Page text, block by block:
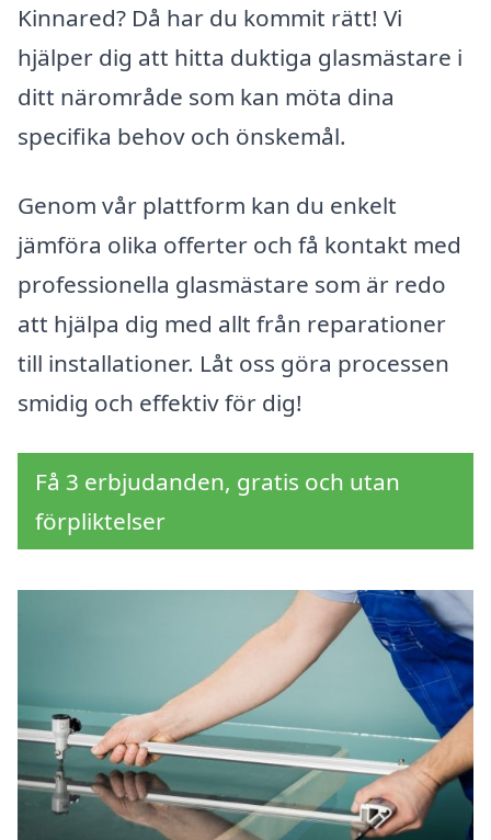
Kinnared? Då har du kommit rätt! Vi
hjälper dig att hitta duktiga glasmästare i
ditt närområde som kan möta dina
specifika behov och önskemål.
Genom vår plattform kan du enkelt
jämföra olika offerter och få kontakt med
professionella glasmästare som är redo
att hjälpa dig med allt från reparationer
till installationer. Låt oss göra processen
smidig och effektiv för dig!
Få 3 erbjudanden, gratis och utan
förpliktelser